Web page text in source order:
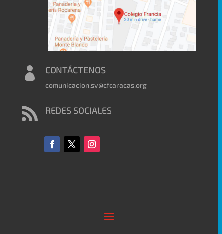
 CONTÁCTENOS
comunicacion.sv@cfcaracas.org
 REDES SOCIALES